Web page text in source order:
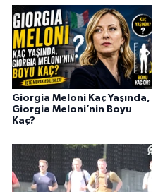
Giorgia Meloni Kaç Yaşında,
Giorgia Meloni’nin Boyu
Kaç?